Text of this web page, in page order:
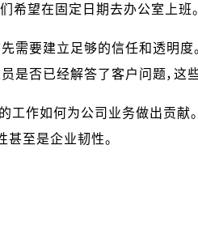
希望在固定日期去办公室上班。
需要建立足够的信任和透明度
是否已经解答了客户问题，这
工作如何为公司业务做出贡献
至是企业韧性。